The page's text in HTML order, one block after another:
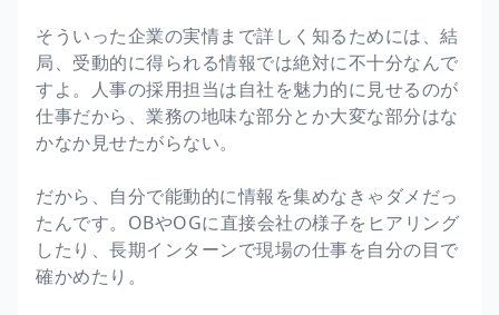
そういった企業の実情まで詳しく知るためには、結
局、受動的に得られる情報では絶対に不十分なんで
すよ。人事の採用担当は自社を魅力的に見せるのが
仕事だから、業務の地味な部分とか大変な部分はな
かなか見せたがらない。
だから、自分で能動的に情報を集めなきゃダメだっ
たんです。OBやOGに直接会社の様子をヒアリング
したり、長期インターンで現場の仕事を自分の目で
確かめたり。